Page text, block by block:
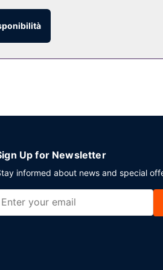
si fa sentire? Concediti qualcosa da
Up for Newsletter
informed about news and special